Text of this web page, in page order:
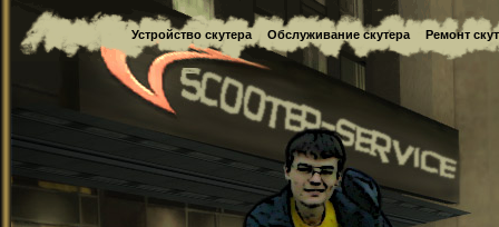
Устройство скутера Обслуживание скутера Ремонт